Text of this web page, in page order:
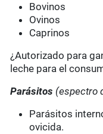
Bovinos
Ovinos
Caprinos
¿Autorizado para
leche para el
Parásitos (espectro
Parásitos
ovicida.